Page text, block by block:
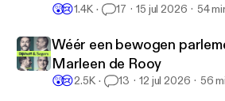
😲😢1.4K 17 15 jul 2026 54
Wéér een bewogen
Marleen de Rooy
😲😢2.5K 13 12 jul 2026 56